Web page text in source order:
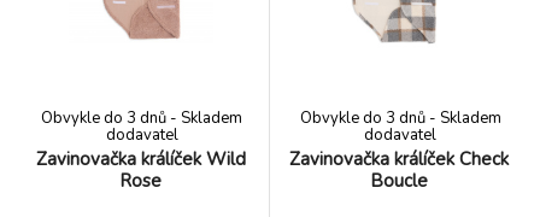
pevnější držení dítěte, což je
unikalo. Tato zavinovačka s
Zavinovačka králíček Wild
Rose
Obvykle do 3 dnů - Skladem
dodavatel
Zavinovačka králíček Check
Boucle
Obvykle do 3 dnů - Skladem
dodavatel